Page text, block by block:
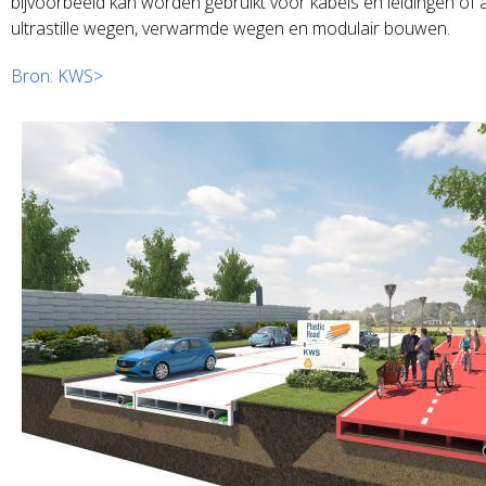
ultrastille wegen, verwarmde wegen en modulair bouwen.
Bron: KWS>